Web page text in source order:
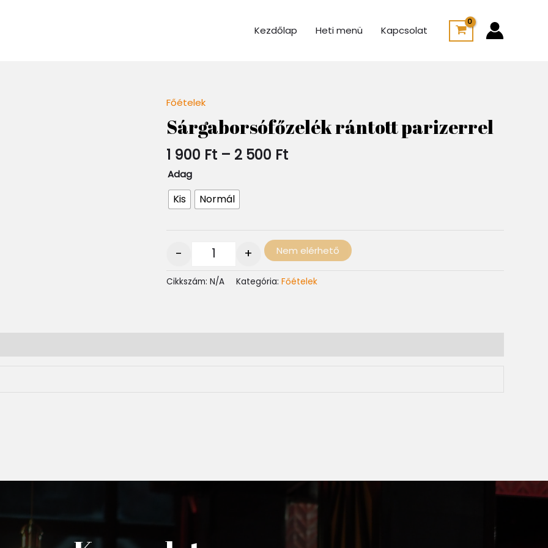
Kezdőlap Heti menü Kapcsolat
Főételek
Sárgaborsófőzelék rántott parizerrel
1 900 Ft – 2 500 Ft
900 Ft
-
2
Adag
Kis Normál
- + Nem elérhető
Cikkszám: N/A Kategória: Főételek